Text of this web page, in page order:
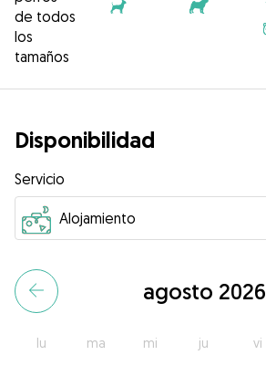
de todos
los
tamaños
Disponibilidad
Servicio
agosto 2026
lu ma mi ju vi